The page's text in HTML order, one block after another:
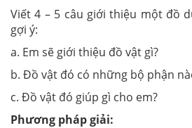
Viết 4 – 5 câu giới thiệu một đồ
gợi ý:
a. Em sẽ giới thiệu đồ vật gì?
b. Đồ vật đó có những bộ phận
c. Đồ vật đó giúp gì cho em?
Phương pháp giải: